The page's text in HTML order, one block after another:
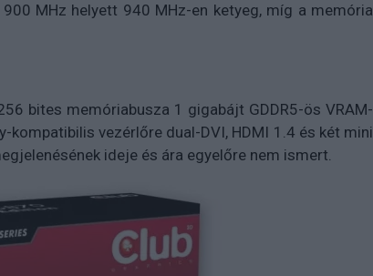
MHz helyett 940 MHz-en ketyeg, míg a memória
bites memóriabusza 1 gigabájt GDDR5-ös VRAM-
kompatibilis vezérlőre dual-DVI, HDMI 1.4 és két mini
ideje és ára egyelőre nem ismert.